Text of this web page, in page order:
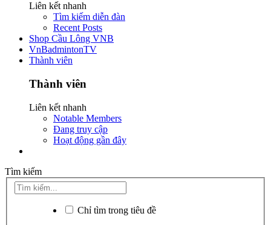
Liên kết nhanh
Tìm kiếm diễn đàn
Recent Posts
Shop Cầu Lông VNB
VnBadmintonTV
Thành viên
Thành viên
Liên kết nhanh
Notable Members
Đang truy cập
Hoạt động gần đây
Tìm kiếm
Chỉ tìm trong tiêu đề